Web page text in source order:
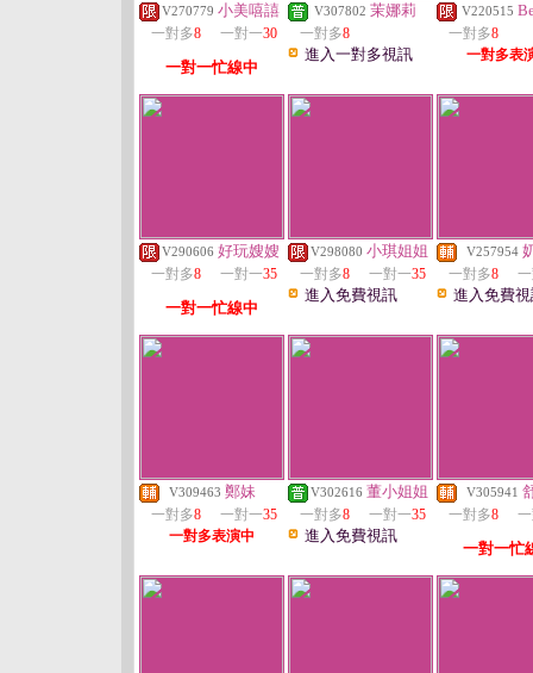
V270779 小美嘻譆
一對多8 一對一30
一對一忙線中
V307802 茉娜莉
一對多8
進入一對多視訊
V220515
一對多8
一對多表
V290606 好玩嫂嫂
一對多8 一對一35
一對一忙線中
V298080 小琪姐姐
一對多8 一對一35
進入免費視訊
V257954
一對多8
進入免費
V309463 鄭妹
一對多8 一對一35
一對多表演中
V302616 董小姐姐
一對多8 一對一35
進入免費視訊
V305941
一對多8
一對一忙